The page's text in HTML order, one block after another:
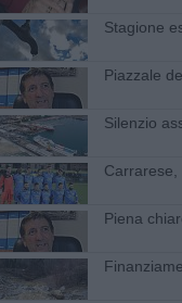
Stagione
​Piazzale
​Silenzio
​Carrarese,
Piena